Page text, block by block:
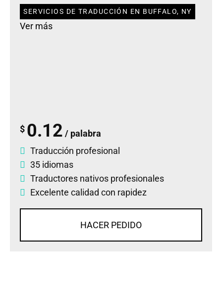
SERVICIOS DE TRADUCCIÓN EN BUFFALO, NY
Ver más
$ 0.12 / palabra
Traducción profesional
35 idiomas
Traductores nativos profesionales
Excelente calidad con rapidez
HACER PEDIDO